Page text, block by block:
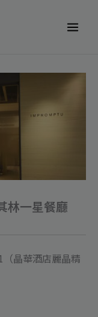
一星餐廳
晶華酒店麗晶精